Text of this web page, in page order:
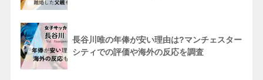
長谷川唯の年俸が安い理由は?マンチェスター
シティでの評価や海外の反応を調査